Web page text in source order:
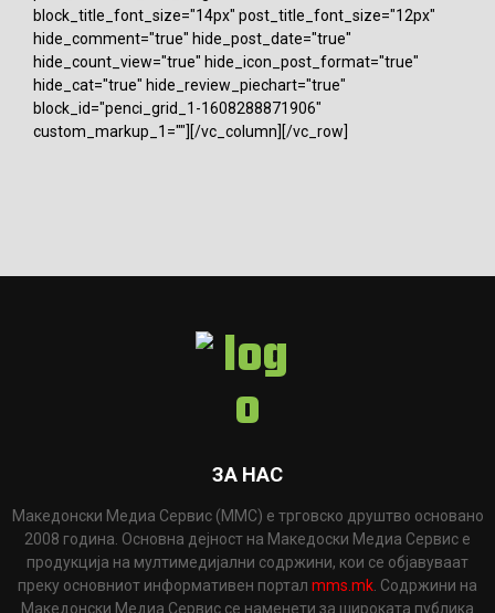
block_title_font_size="14px" post_title_font_size="12px"
hide_comment="true" hide_post_date="true"
hide_count_view="true" hide_icon_post_format="true"
hide_cat="true" hide_review_piechart="true"
block_id="penci_grid_1-1608288871906"
custom_markup_1=""][/vc_column][/vc_row]
ЗА НАС
Македонски Медиа Сервис (ММС) е трговско друштво основано
2008 година. Основна дејност на Македоски Медиа Сервис е
продукција на мултимедијални содржини, кои се објавуваат
преку основниот информативен портал mms.mk . Содржини на
Македонски Медиа Сервис се наменети за широката публика